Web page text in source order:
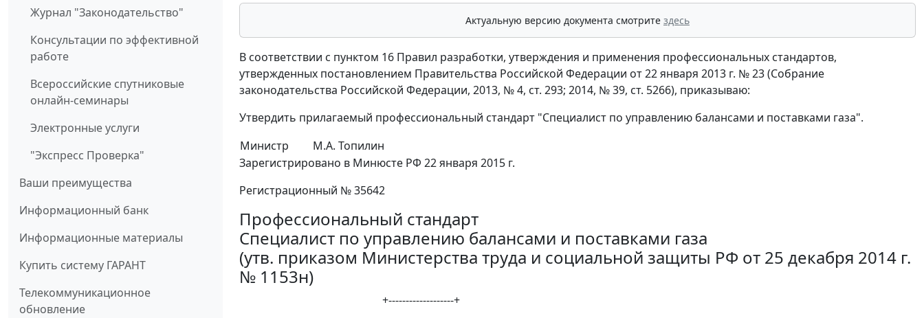
Журнал "Законодательство"
Консультации по эффективной
работе
Всероссийские спутниковые
онлайн-семинары
Электронные услуги
"Экспресс Проверка"
Ваши преимущества
Информационный банк
Информационные материалы
Купить систему ГАРАНТ
Телекоммуникационное
обновление
Актуальную версию документа смотрите здесь
В соответствии с пунктом 16 Правил разработки, утверждения и применения профессиональных стандартов,
утвержденных постановлением Правительства Российской Федерации от 22 января 2013 г. № 23 (Собрание
законодательства Российской Федерации, 2013, № 4, ст. 293; 2014, № 39, ст. 5266), приказываю:
Утвердить прилагаемый профессиональный стандарт "Специалист по управлению балансами и поставками газа".
Министр
М.А. Топилин
Зарегистрировано в Минюсте РФ 22 января 2015 г.
Регистрационный № 35642
Профессиональный стандарт
Специалист по управлению балансами и поставками газа
(утв. приказом Министерства труда и социальной защиты РФ от 25 декабря 2014 г.
№ 1153н)
+-------------------+